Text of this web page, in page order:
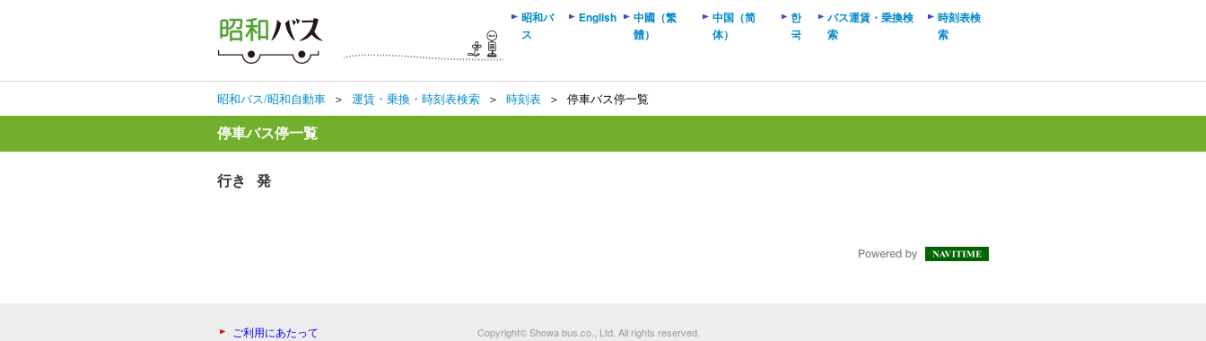
昭和バス/昭和自動車 ＞ 運賃・乗換・時刻表検索 ＞ 時刻表 ＞ 停車バス停一覧
停車バス停一覧
行き 発
昭和バ
ス
English
中國（繁
體）
中国（简
体）
한
국
バス運賃・乗換検
索
時刻表検
索
ご利用にあたって Copyright© Showa bus.co., Ltd. All rights reserved.